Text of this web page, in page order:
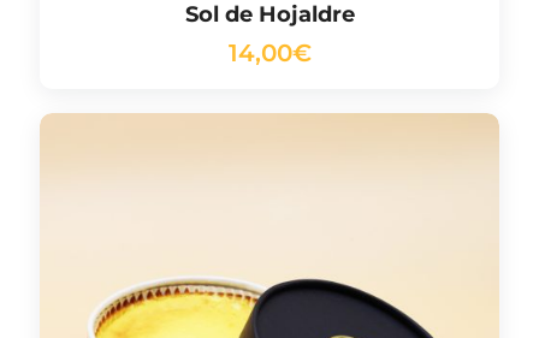
Sol de Hojaldre
14,00€